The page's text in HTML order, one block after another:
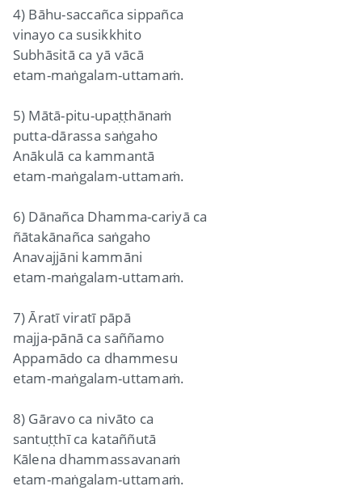
4) Bāhu-saccañca sippañca
vinayo ca susikkhito
Subhāsitā ca yā vācā
etam-maṅgalam-uttamaṁ.
5) Mātā-pitu-upaṭṭhānaṁ
putta-dārassa saṅgaho
Anākulā ca kammantā
etam-maṅgalam-uttamaṁ.
6) Dānañca Dhamma-cariyā ca
ñātakānañca saṅgaho
Anavajjāni kammāni
etam-maṅgalam-uttamaṁ.
7) Āratī viratī pāpā
majja-pānā ca saññamo
Appamādo ca dhammesu
etam-maṅgalam-uttamaṁ.
8) Gāravo ca nivāto ca
santuṭṭhī ca kataññutā
Kālena dhammassavanaṁ
etam-maṅgalam-uttamaṁ.